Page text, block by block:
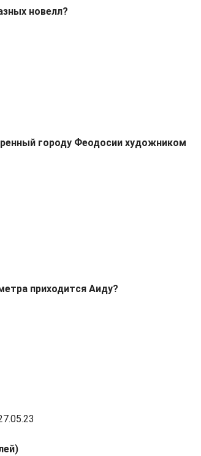
новелл?
городу Феодосии художником
приходится Аиду?